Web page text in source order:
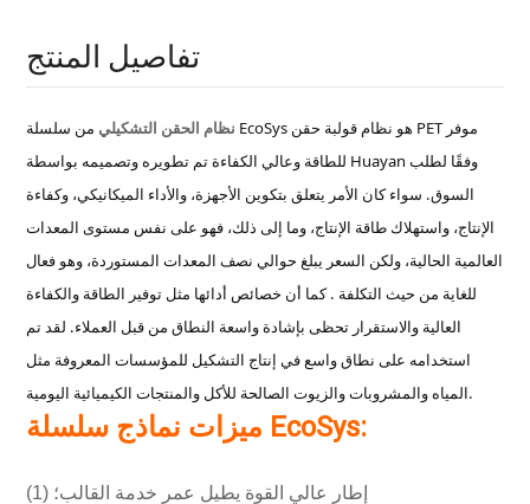
تفاصيل المنتج
نظام الحقن التشكيلي من سلسلة EcoSys هو نظام قولبة حقن PET موفر
للطاقة وعالي الكفاءة تم تطويره وتصميمه بواسطة Huayan وفقًا لطلب
السوق. سواء كان الأمر يتعلق بتكوين الأجهزة، والأداء الميكانيكي، وكفاءة
الإنتاج، واستهلاك طاقة الإنتاج، وما إلى ذلك، فهو على نفس مستوى المعدات
العالمية الحالية، ولكن السعر يبلغ حوالي نصف المعدات المستوردة، وهو فعال
للغاية من حيث التكلفة . كما أن خصائص أدائها مثل توفير الطاقة والكفاءة
العالية والاستقرار تحظى بإشادة واسعة النطاق من قبل العملاء. لقد تم
استخدامه على نطاق واسع في إنتاج التشكيل للمؤسسات المعروفة مثل
المياه والمشروبات والزيوت الصالحة للأكل والمنتجات الكيميائية اليومية.
ميزات نماذج سلسلة EcoSys:
(1) إطار عالي القوة يطيل عمر خدمة القالب؛